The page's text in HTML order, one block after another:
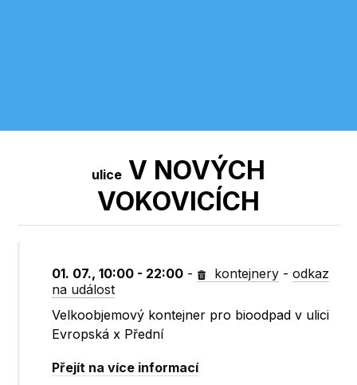
ulice V NOVÝCH
VOKOVICÍCH
01. 07., 10:00 - 22:00 - kontejnery -odkaz
na událost
Velkoobjemový kontejner pro bioodpad v ulici
Evropská x Přední
Přejít na více informací